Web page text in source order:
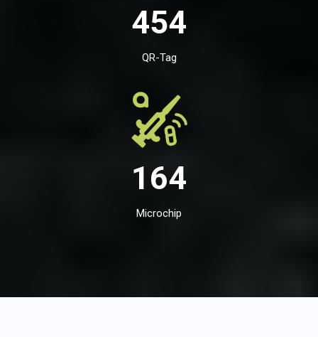
454
QR-Tag
164
Microchip